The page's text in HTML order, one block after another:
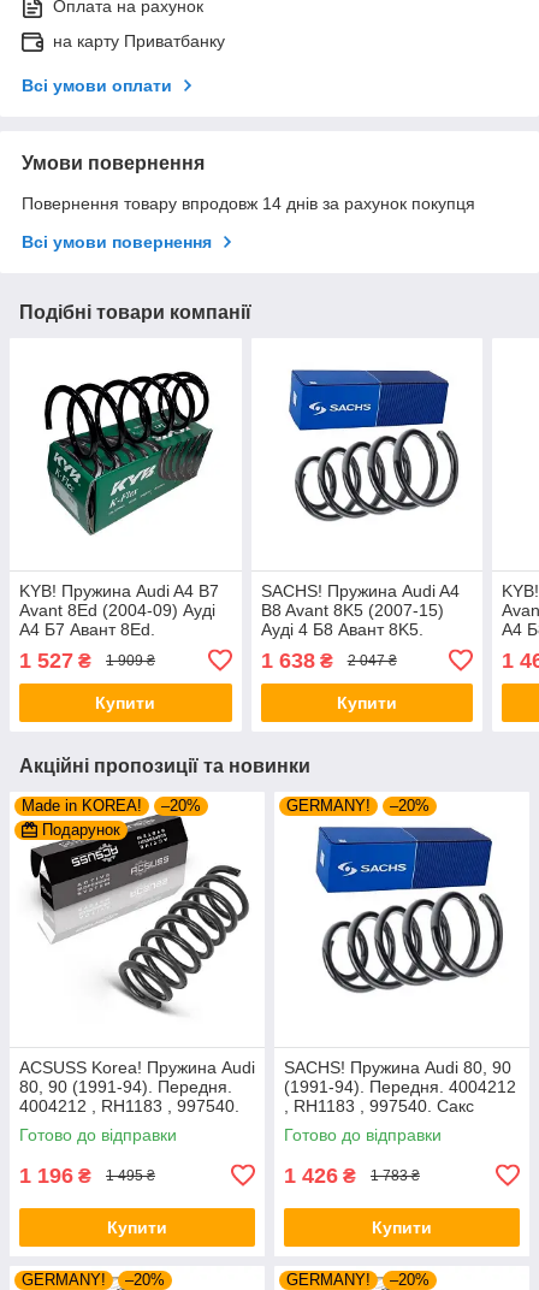
Оплата на рахунок
на карту Приватбанку
Всі умови оплати
Умови повернення
Повернення товару впродовж 14 днів за рахунок покупця
Всі умови повернення
Подібні товари компанії
KYB! Пружина Audi A4 B7
Avant 8Ed (2004-09) Ауді
А4 Б7 Авант 8Ed.
RH2075 , 998421 Каяба
1 527 ₴ 1 909 ₴
Купити
SACHS! Пружина Audi A4
B8 Avant 8K5 (2007-15)
Ауді 4 Б8 Авант 8K5.
Задня. 4204276 , RA6104 ,
994378 Сакс
1 638₴ 2 047 ₴
Купити
А4
1
Акційні пропозиції та новинки
Made in KOREA!
–20%
Подарунок
ACSUSS Korea! Пружина Audi
80, 90 (1991-94). Передня.
4004212 , RH1183 , 997540.
Аксусс Корея
Готово до відправки
1 196 ₴ 1 495 ₴
Купити
GERMANY! –20%
SACHS! Пружина Audi 80, 90
(1991-94). Передня. 4004212
, RH1183 , 997540. Сакс
Готово до відправки
1 426 ₴ 1 783 ₴
Купити
GERMANY! –20% GERMANY! –20%